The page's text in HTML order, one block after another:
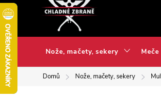
Nože, mačety, sekery Meče
Domů Nože, mačety, sekery